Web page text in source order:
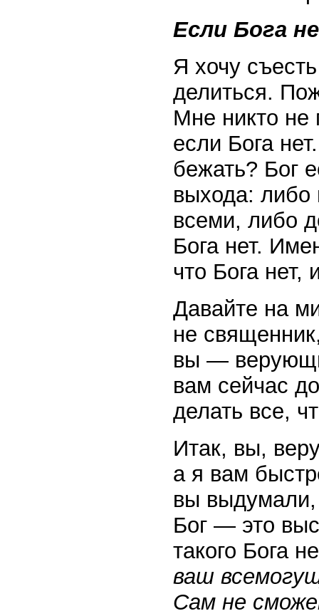
Если Бога
Я хочу
делиться.
Мне никто не
если Бога
бежать? Бог
выхода: либо
всеми, либо
Бога нет.
что Бога нет,
Давайте на
не
вы —
вам сейчас
делать все,
Итак, вы,
а я вам
вы выдумали,
Бог — это
такого Бога
ваш
Сам не